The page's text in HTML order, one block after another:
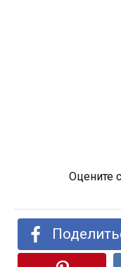
Оцените